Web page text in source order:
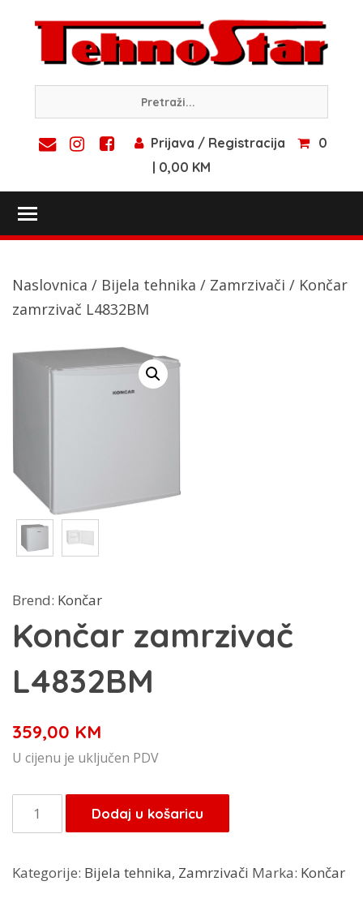
content
Prijava / Registracija
0
| 0,00 KM
Naslovnica / Bijela tehnika / Zamrzivači / Končar
zamrzivač L4832BM
Brend: Končar
Končar zamrzivač
L4832BM
359,00 KM
U cijenu je uključen PDV
Končar
zamrzivač
količina
Dodaj u košaricu
Kategorije: Bijela tehnika, Zamrzivači Marka: Končar